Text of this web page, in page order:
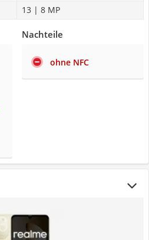
13 | 8 MP
Nachteile
ohne NFC